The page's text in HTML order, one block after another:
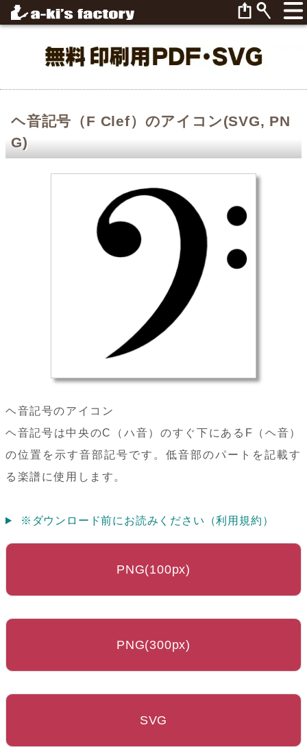
ヘ音記号（F Clef）のアイコン(SVG, PN
G)
ヘ音記号のアイコン
ヘ音記号は中央のC（ハ音）のすぐ下にあるF（ヘ音）
の位置を示す音部記号です。低音部のパートを記載す
る楽譜に使用します。
※ダウンロード前にお読みください（利用規約）
PNG(100px)
PNG(300px)
SVG